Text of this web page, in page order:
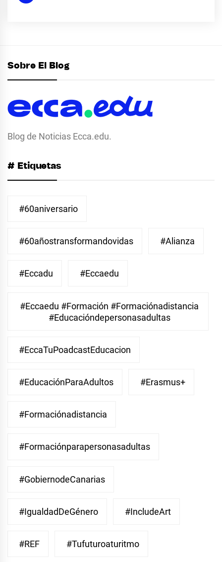
Sobre El Blog
Blog de Noticias Ecca.edu.
# Etiquetas
#60aniversario
#60añostransformandovidas #Alianza
#eccadu #eccaedu
#eccaedu #formación #formaciónadistancia
#educacióndepersonasadultas
#EccaTuPoadcastEducacion
#EducaciónParaAdultos #Erasmus+
#Formaciónadistancia
#Formaciónparapersonasadultas
#GobiernodeCanarias
#IgualdadDeGénero #IncludeArt
#REF #Tufuturoaturitmo